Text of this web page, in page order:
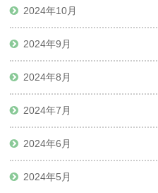
2024年10月
2024年9月
2024年8月
2024年7月
2024年6月
2024年5月